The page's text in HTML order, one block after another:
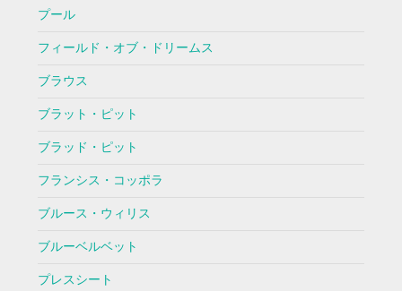
プール
フィールド・オブ・ドリームス
ブラウス
ブラット・ピット
ブラッド・ピット
フランシス・コッポラ
ブルース・ウィリス
ブルーベルベット
プレスシート